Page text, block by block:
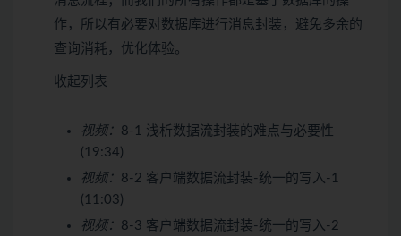
作，所以有必要对数据库进行消息封装，避免多余的
查询消耗，优化体验。
收起列表
视频： 8-1 浅析数据流封装的难点与必要性
(19:34)
视频： 8-2 客户端数据流封装-统一的写入-1
(11:03)
视频： 8-3 客户端数据流封装-统一的写入-2